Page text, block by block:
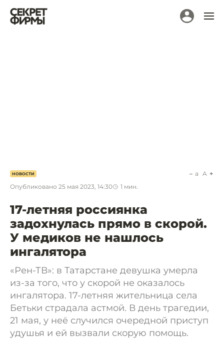
НОВОСТИ
Опубликовано 25 мая 2023, 14:30 1 мин.
a A
17-летняя россиянка
задохнулась прямо в скорой.
У медиков не нашлось
ингалятора
«Рен-ТВ»: в Татарстане девушка умерла
из-за того, что у скорой не оказалось
ингалятора. 17-летняя жительница села
Бетьки страдала астмой. В день трагедии,
21 мая, у неё случился очередной приступ
удушья и ей вызвали скорую помощь.